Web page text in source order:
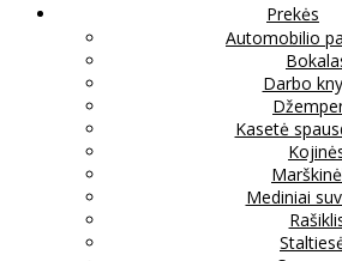
Prekės
Automobilio
Darbo
Kasetė
Mediniai